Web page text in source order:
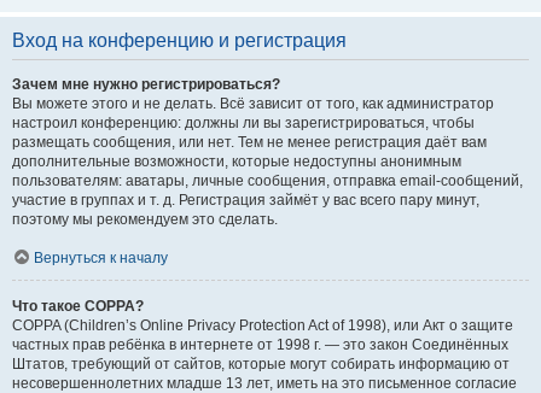
Вход на конференцию и регистрация
Зачем мне нужно регистрироваться?
Вы можете этого и не делать. Всё зависит от того, как администратор
настроил конференцию: должны ли вы зарегистрироваться, чтобы
размещать сообщения, или нет. Тем не менее регистрация даёт вам
дополнительные возможности, которые недоступны анонимным
пользователям: аватары, личные сообщения, отправка email-сообщений,
участие в группах и т. д. Регистрация займёт у вас всего пару минут,
поэтому мы рекомендуем это сделать.
Вернуться к началу
Что такое COPPA?
COPPA (Children’s Online Privacy Protection Act of 1998), или Акт о защите
частных прав ребёнка в интернете от 1998 г. — это закон Соединённых
Штатов, требующий от сайтов, которые могут собирать информацию от
несовершеннолетних младше 13 лет, иметь на это письменное согласие